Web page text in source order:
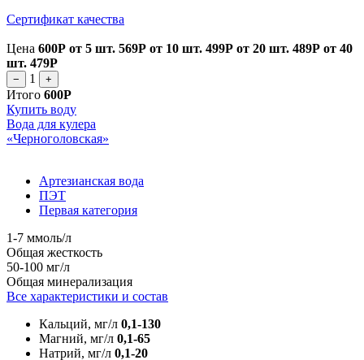
Сертификат качества
Цена 600Р от 5 шт. 569Р от 10 шт. 499Р от 20 шт. 489Р от 40
шт. 479Р
− 1 +
Итого 600Р
Купить воду
Вода для кулера
«Черноголовская»
Артезианская вода
ПЭТ
Первая категория
1-7 ммоль/л
Общая жесткость
50-100 мг/л
Общая минерализация
Все характеристики и состав
Кальций, мг/л 0,1-130
Магний, мг/л 0,1-65
Натрий, мг/л 0,1-20